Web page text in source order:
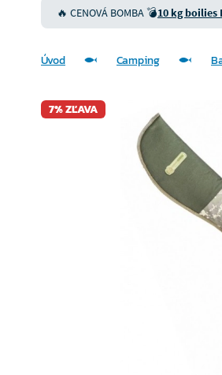
🔥 CENOVÁ BOMBA 💣10 kg boilies
Úvod Camping
7% ZĽAVA